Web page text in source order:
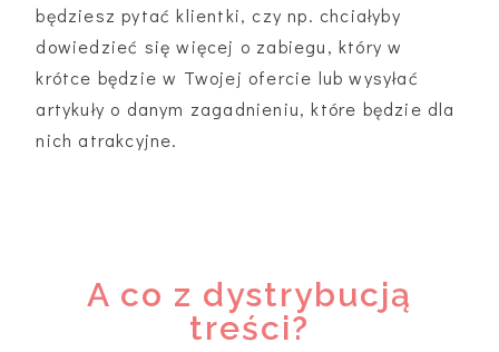
będziesz pytać klientki, czy np. chciałyby
dowiedzieć się więcej o zabiegu, który w
krótce będzie w Twojej ofercie lub wysyłać
artykuły o danym zagadnieniu, które będzie dla
nich atrakcyjne.
A co z dystrybucją
treści?